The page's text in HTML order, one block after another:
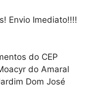
do CEP
do Amaral
Dom José